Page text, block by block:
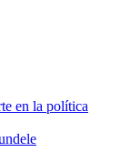
en la política